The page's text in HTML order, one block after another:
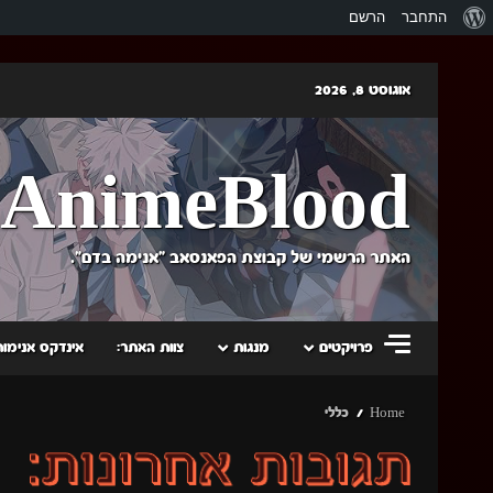
אודות
התחבר הרשם
content
אוגוסט 8, 2026
AnimeBlood
האתר הרשמי של קבוצת הפאנסאב "אנימה בדם".
פרויקטים מנגות צוות האתר: אינדקס
Home כללי